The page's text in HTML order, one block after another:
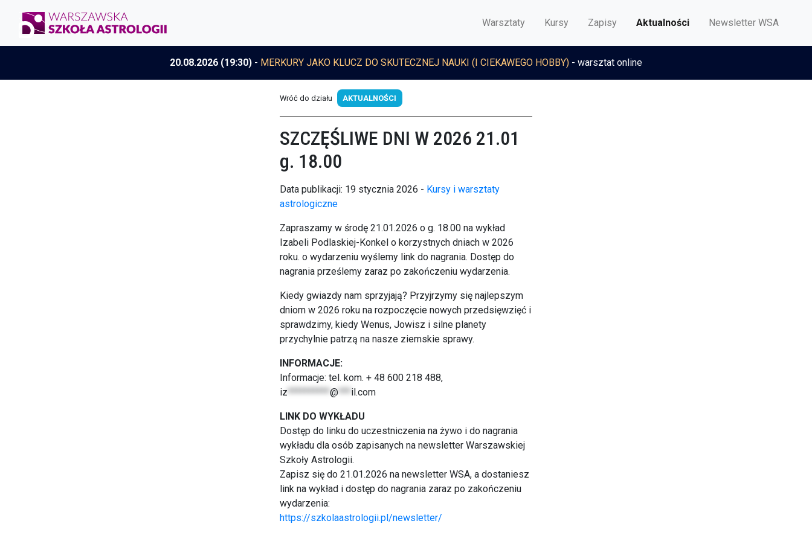
Warsztaty Kursy Zapisy Aktualności Newsletter WSA
20.08.2026 (19:30) - MERKURY JAKO KLUCZ DO SKUTECZNEJ NAUKI (I CIEKAWEGO HOBBY) - warsztat online
Wróć do działu AKTUALNOŚCI
SZCZĘŚLIWE DNI W 2026 21.01
g. 18.00
Data publikacji: 19 stycznia 2026 - Kursy i warsztaty
astrologiczne
Zapraszamy w środę 21.01.2026 o g. 18.00 na wykład
Izabeli Podlaskiej-Konkel o korzystnych dniach w 2026
roku. o wydarzeniu wyślemy link do nagrania. Dostęp do
nagrania prześlemy zaraz po zakończeniu wydarzenia.
Kiedy gwiazdy nam sprzyjają? Przyjrzymy się najlepszym
dniom w 2026 roku na rozpoczęcie nowych przedsięwzięć i
sprawdzimy, kiedy Wenus, Jowisz i silne planety
przychylnie patrzą na nasze ziemskie sprawy.
INFORMACJE:
Informacje: tel. kom. + 48 600 218 488,
iz ********** @ *** il.com
LINK DO WYKŁADU
Dostęp do linku do uczestniczenia na żywo i do nagrania
wykładu dla osób zapisanych na newsletter Warszawskiej
Szkoły Astrologii.
Zapisz się do 21.01.2026 na newsletter WSA, a dostaniesz
link na wykład i dostęp do nagrania zaraz po zakończeniu
wydarzenia:
https://szkolaastrologii.pl/newsletter/